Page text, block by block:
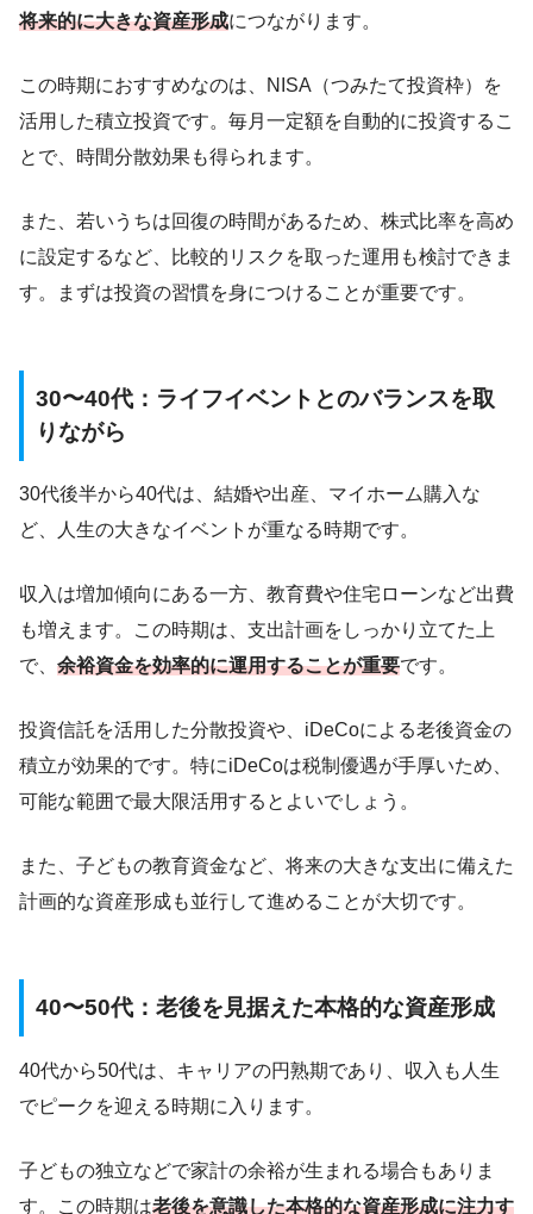
将来的に大きな資産形成につながります。
この時期におすすめなのは、NISA（つみたて投資枠）を
活用した積立投資です。毎月一定額を自動的に投資するこ
とで、時間分散効果も得られます。
また、若いうちは回復の時間があるため、株式比率を高め
に設定するなど、比較的リスクを取った運用も検討できま
す。まずは投資の習慣を身につけることが重要です。
30〜40代：ライフイベントとのバランスを取
りながら
30代後半から40代は、結婚や出産、マイホーム購入な
ど、人生の大きなイベントが重なる時期です。
収入は増加傾向にある一方、教育費や住宅ローンなど出費
も増えます。この時期は、支出計画をしっかり立てた上
で、 余裕資金を効率的に運用することが重要です。
投資信託を活用した分散投資や、iDeCoによる老後資金の
積立が効果的です。特にiDeCoは税制優遇が手厚いため、
可能な範囲で最大限活用するとよいでしょう。
また、子どもの教育資金など、将来の大きな支出に備えた
計画的な資産形成も並行して進めることが大切です。
40〜50代：老後を見据えた本格的な資産形成
40代から50代は、キャリアの円熟期であり、収入も人生
でピークを迎える時期に入ります。
子どもの独立などで家計の余裕が生まれる場合もありま
す。この時期は老後を意識した本格的な資産形成に注力す